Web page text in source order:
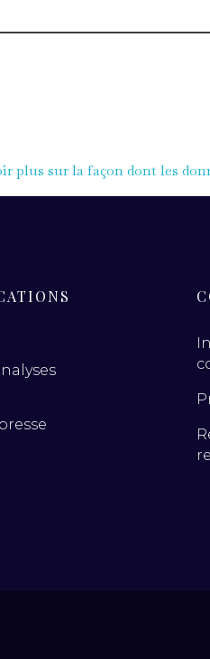
plus sur la façon dont les